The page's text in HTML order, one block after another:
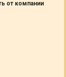
от компании